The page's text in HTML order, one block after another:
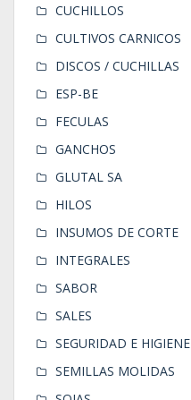
CUCHILLOS
CULTIVOS CARNICOS
DISCOS / CUCHILLAS
ESP-BE
FECULAS
GANCHOS
GLUTAL SA
HILOS
INSUMOS DE CORTE
INTEGRALES
SABOR
SALES
SEGURIDAD E HIGIENE
SEMILLAS MOLIDAS